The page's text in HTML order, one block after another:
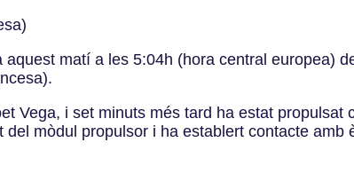
matí a les 5:04h (hora central europea)
Vega, i set minuts més tard ha estat propulsat
mòdul propulsor i ha establert contacte amb